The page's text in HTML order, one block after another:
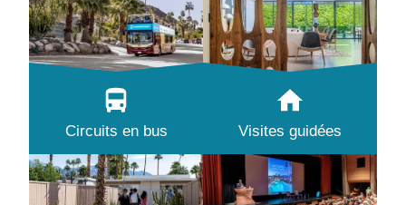
Circuits en bus Visites guidées